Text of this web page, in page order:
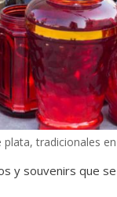
plata, tradicionales
y souvenirs que